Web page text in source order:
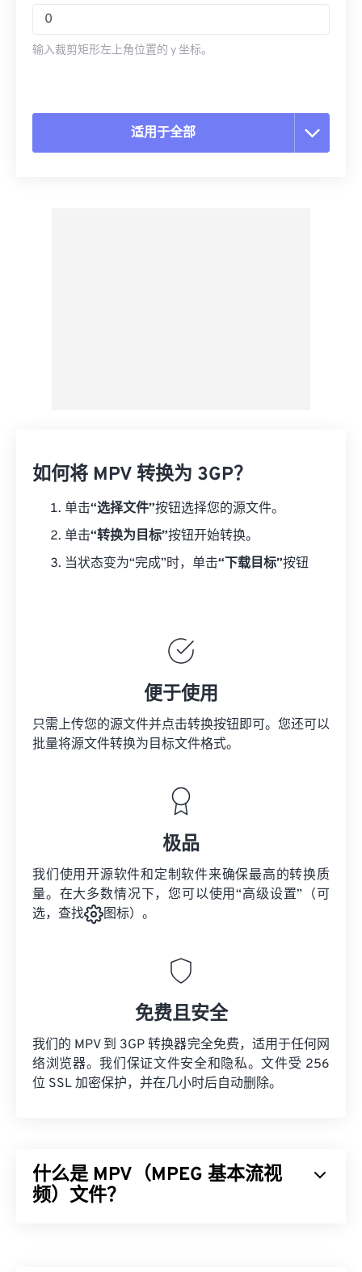
输入裁剪矩形左上角位置的 y 坐标。
适用于全部
如何将 MPV 转换为 3GP？
单击“选择文件”按钮选择您的源文件。
单击“转换为目标”按钮开始转换。
当状态变为“完成”时，单击“下载目标”按钮
便于使用
只需上传您的源文件并点击转换按钮即可。您还可以
批量将源文件转换为目标文件格式。
极品
我们使用开源软件和定制软件来确保最高的转换质
量。在大多数情况下，您可以使用“高级设置”（可
选，查找
图标）。
免费且安全
我们的 MPV 到 3GP 转换器完全免费，适用于任何网
络浏览器。我们保证文件安全和隐私。文件受 256
位 SSL 加密保护，并在几小时后自动删除。
什么是 MPV（MPEG 基本流视
频）文件？